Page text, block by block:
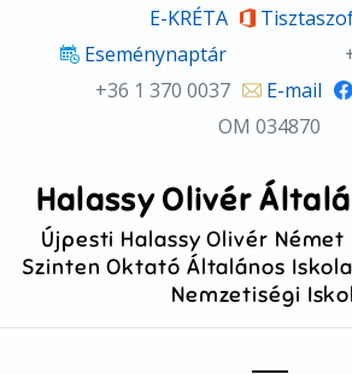
E-KRÉTA
Eseménynaptár
+36 1 370 0037
E-mail
OM 034870
Halassy Olivér
Újpesti Halassy Olivér
Szinten Oktató Általános
Nemzetiségi